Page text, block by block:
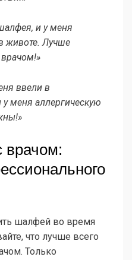
и у меня
животе. Лучше
врачом!»
ввели в
меня аллергическую
врачом:
шалфей во время
что лучше всего
Только